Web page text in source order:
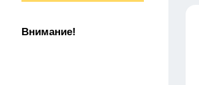
Внимание!